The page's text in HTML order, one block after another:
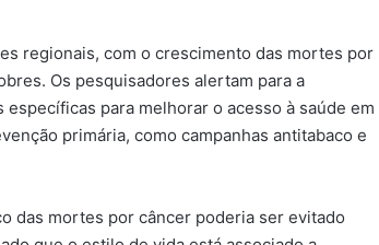
regionais, com o crescimento das mortes por
Os pesquisadores alertam para a
para melhorar o acesso à saúde em
primária, como campanhas antitabaco e
das mortes por câncer poderia ser evitado